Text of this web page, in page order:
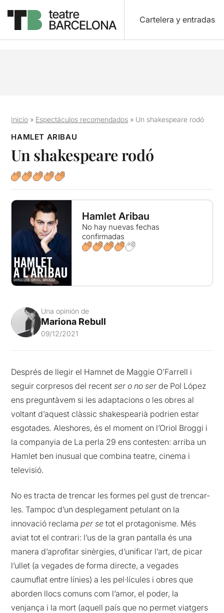
Cartelera y entradas
Inicio » Espectáculos recomendados » Un shakespeare rodó
HAMLET ARIBAU
Un shakespeare rodó
Hamlet Aribau
No hay nuevas fechas
confirmadas
Una opinión de
Mariona Rebull
09/12/2021
Després de llegir el Hamnet de Maggie O’Farrell i
seguir corpresos del recent ser o no serde Pol López
ens preguntàvem si les adaptacions o les obres al
voltant d’aquest clàssic shakespearià podrien estar
esgotades. Aleshores, és el moment on l’Oriol Broggi i
la companyia de La perla 29 ens contesten: arriba un
Hamlet ben inusual que combina teatre, cinema i
televisió.
No es tracta de trencar les formes pel gust de trencar-
les. Tampoc d’un desplegament petulant on la
innovació reclamaper se tot el protagonisme. Més
aviat tot el contrari: l’us de la gran pantalla és una
manera d’aprofitar sinèrgies, d’unificar l’art, de picar
l’ullet (a vegades de forma directe, a vegades
caumuflat entre línies) a les pel·lícules i obres que
aborden llocs comuns com l’amor, el poder, la
venjança i la mort (aquell país que no permet viatgers